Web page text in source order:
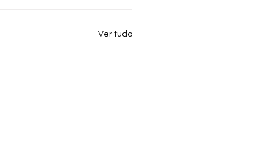
Ver tudo